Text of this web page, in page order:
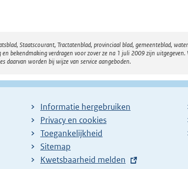
Staatscourant, Tractatenblad, provinciaal blad, gemeenteblad,
bekendmaking verdragen voor zover ze na 1 juli 2009 zijn
daarvan worden bij wijze van service aangeboden.
Informatie hergebruiken
Privacy en cookies
Toegankelijkheid
Sitemap
E
Kwetsbaarheid melden